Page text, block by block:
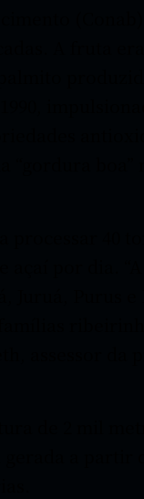
(Conab)
A fruta
boa”
40
por dia. “A
Juruá, Purus e
assessor da
de 2 mil
a partir